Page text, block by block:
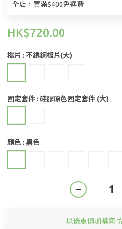
全店，買滿$400免運費
HK$720.00
檔片 : 不銹鋼檔片(大)
固定套件: 硅膠原色固定套件 (大)
顏色: 黑色
以優惠價加購商品